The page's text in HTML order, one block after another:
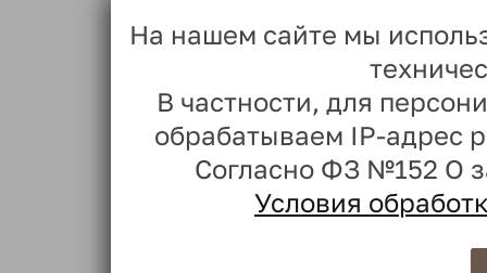
На нашем сайте мы
В частности, для
обрабатываем IP-адрес
Согласно ФЗ №152 О
Условия